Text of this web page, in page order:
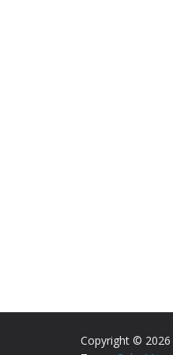
Copyright © 2026